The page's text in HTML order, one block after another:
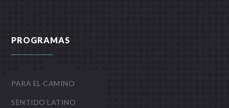
PROGRAMAS
PARA EL CAMINO
SENTIDO LATINO